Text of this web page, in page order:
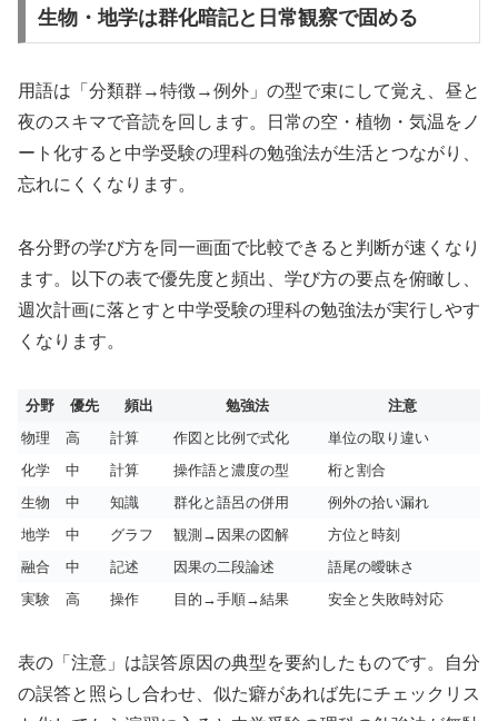
生物・地学は群化暗記と日常観察で固める
用語は「分類群→特徴→例外」の型で束にして覚え、昼と
夜のスキマで音読を回します。日常の空・植物・気温をノ
ート化すると中学受験の理科の勉強法が生活とつながり、
忘れにくくなります。
各分野の学び方を同一画面で比較できると判断が速くなり
ます。以下の表で優先度と頻出、学び方の要点を俯瞰し、
週次計画に落とすと中学受験の理科の勉強法が実行しやす
くなります。
分野 優先 頻出 勉強法
注意
物理
高 計算 作図と比例で式化
単位の取り違い
化学
中 計算 操作語と濃度の型
桁と割合
生物
中 知識 群化と語呂の併用
例外の拾い漏れ
地学
中 グラフ 観測→因果の図解
方位と時刻
融合
中 記述 因果の二段論述
語尾の曖昧さ
実験
高 操作 目的→手順→結果 安全と失敗時対応
表の「注意」は誤答原因の典型を要約したものです。自分
の誤答と照らし合わせ、似た癖があれば先にチェックリス